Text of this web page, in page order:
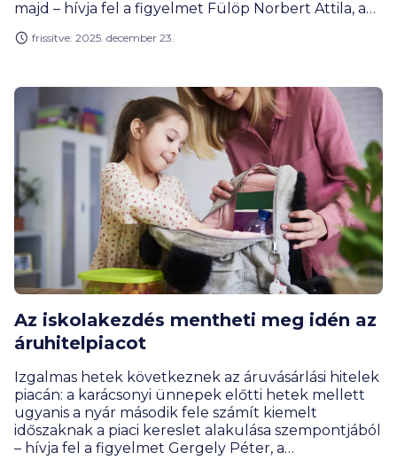
majd – hívja fel a figyelmet Fülöp Norbert Attila, a
kölcsönöknél az év végi időszaktól függetlenül is az
képest.
frissítve: 2025. december 23.
Az iskolakezdés mentheti meg idén az
áruhitelpiacot
Izgalmas hetek következnek az áruvásárlási hitelek
piacán: a karácsonyi ünnepek előtti hetek mellett
ugyanis a nyár második fele számít kiemelt
időszaknak a piaci kereslet alakulása szempontjából
– hívja fel a figyelmet Gergely Péter, a